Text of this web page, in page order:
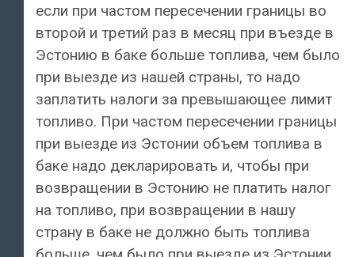
если при частом пересечении границы во
второй и третий раз в месяц при въезде в
Эстонию в баке больше топлива, чем было
при выезде из нашей страны, то надо
заплатить налоги за превышающее лимит
топливо. При частом пересечении границы
при выезде из Эстонии объем топлива в
баке надо декларировать и, чтобы при
возвращении в Эстонию не платить налог
на топливо, при возвращении в нашу
страну в баке не должно быть топлива